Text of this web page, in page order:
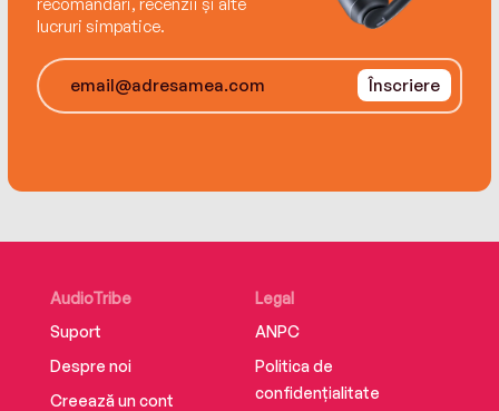
lucruri simpatice.
Înscriere
AudioTribe
Suport
Despre noi
Creează un cont
Legal
ANPC
Politica de
confidențialitate